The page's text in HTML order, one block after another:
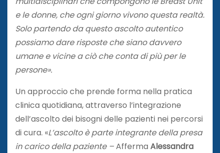
e le donne, che ogni giorno vivono questa realtà.
Solo partendo da questo ascolto autentico
possiamo dare risposte che siano davvero
umane e vicine a ciò che conta di più per le
persone».
Un approccio che prende forma nella pratica
clinica quotidiana, attraverso l’integrazione
dell’ascolto dei bisogni delle pazienti nei percorsi
di cura. «L’ascolto è parte integrante della presa
in carico della paziente –Afferma Alessandra